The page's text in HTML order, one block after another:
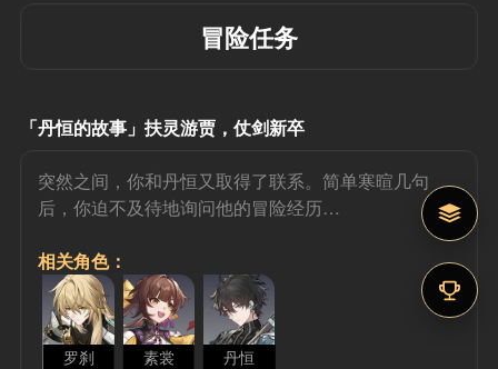
冒险任务
「丹恒的故事」扶灵游贾，仗剑新卒
突然之间，你和丹恒又取得了联系。简单寒暄几句
后，你迫不及待地询问他的冒险经历…
相关角色：
罗刹 素裳 丹恒